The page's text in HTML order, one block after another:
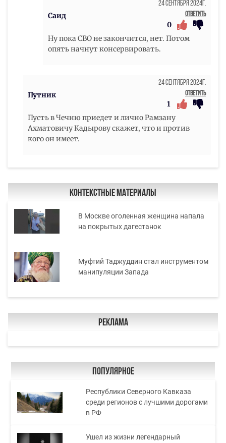
Саид
24 Сентября 2024г.
Ответить
0
Ну пока СВО не закончится, нет. Потом
опять начнут консервировать.
Путник
24 Сентября 2024г.
Ответить
1
Пусть в Чечню приедет и лично Рамзану
Ахматовичу Кадырову скажет, что и против
кого он имеет.
Контекстные материалы
В Москве оголенная женщина напала
на покрытых дагестанок
Муфтий Таджуддин стал инструментом
манипуляции Запада
Реклама
Популярное
Республики Северного Кавказа
среди регионов с лучшими дорогами
в РФ
Ушел из жизни легендарный